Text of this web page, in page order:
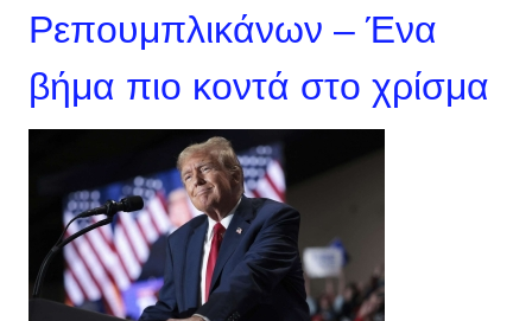
Ρεπουμπλικάνων – Ένα
βήμα πιο κοντά στο χρίσμα